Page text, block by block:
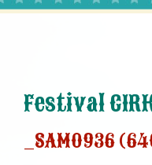
Festival
_SAM0936